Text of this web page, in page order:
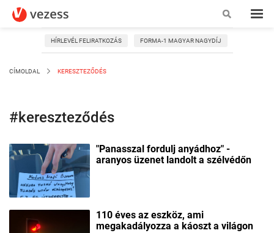
HÍRLEVÉL FELIRATKOZÁS FORMA-1 MAGYAR NAGYDÍJ
CÍMOLDAL KERESZTEZŐDÉS
#kereszteződés
"Panasszal fordulj anyádhoz" -
aranyos üzenet landolt a szélvédőn
110 éves az eszköz, ami
megakadályozza a káoszt a világon